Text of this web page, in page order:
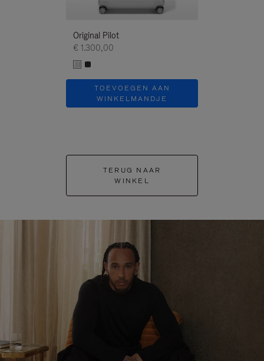
Original Pilot
€ 1.300,00
TOEVOEGEN AAN
WINKELMANDJE
TERUG NAAR
WINKEL